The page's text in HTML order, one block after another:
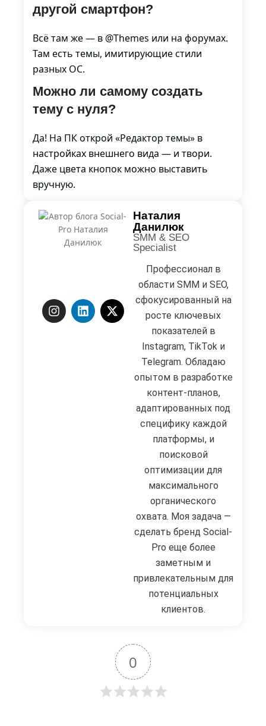
другой смартфон?
Всё там же — в @Themes или на форумах.
Там есть темы, имитирующие стили
разных ОС.
Можно ли самому создать
тему с нуля?
Да! На ПК открой «Редактор темы» в
настройках внешнего вида — и твори.
Даже цвета кнопок можно выставить
вручную.
Наталия
Данилюк
SMM & SEO
Specialist
Профессионал в
области SMM и SEO,
сфокусированный на
росте ключевых
показателей в
Instagram, TikTok и
Telegram. Обладаю
опытом в разработке
контент-планов,
адаптированных под
специфику каждой
платформы, и
поисковой
оптимизации для
максимального
органического
охвата. Моя задача —
сделать бренд Social-
Pro еще более
заметным и
привлекательным для
потенциальных
клиентов.
0